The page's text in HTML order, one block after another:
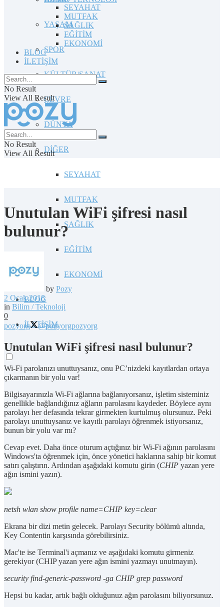
YAŞAM
SPOR
KÜLTÜR/SANAT
ÇEVRE
DÜNYA
DİĞER
SEYAHAT
MUTFAK
SAĞLIK
EĞİTİM
EKONOMİ
BLOG
İLETİŞİM
SEYAHAT
MUTFAK
SAĞLIK
EĞİTİM
EKONOMİ
BLOG
İLETİŞİM
No Result
View All Result
No Result
View All Result
Unutulan WiFi şifresi nasıl
bulunur?
by Pozy
2 Ocak 2018
in Bilim / Teknoloji
0
pozyorg
@pozyorgpozyorg
Unutulan WiFi şifresi nasıl bulunur?
Wi-Fi parolanızı unuttuysanız, onu PC’nizdeki kayıtlardan ortaya
çıkarmanın bir yolu var!
Bilgisayarınızla Wi-Fi ağlarına bağlanıyorsanız, işletim sisteminiz
genellikle bağlandığınız ağların parolasını kaydeder. Böylece aynı
parolayı her defasında tekrar girmekten kurtulmuş olursunuz. Peki
parolayı unuttuysanız ve kayıtlı parolayı öğrenmek istiyorsanız,
bunun bir yolu var mı?
Cevap evet. Daha önce oturum açtığınız bir Wi-Fi ağının parolasını
Windows'ta öğrenmek için, önce yönetici haklarına sahip bir komut
satırı çalıştırın. Ardından aşağıdaki komutu girin (CHIP yazan yere
ağın ismini yazın).
netsh wlan show profile name=CHIP key=clear
Ekrana bir dizi metin gelecek. Parolayı Security bölümü altında,
Key Contentin karşısında görebilirsiniz.
Mac'te ise Terminal'i açmanız ve aşağıdaki komutu girmeniz
gerekiyor (CHIP yazan yere ağın ismini yazmayı unutmayın).
security find-generic-password -ga CHIP grep password
Hepsi bu kadar, artık bağlı olduğunuz ağın parolasını biliyorsunuz.